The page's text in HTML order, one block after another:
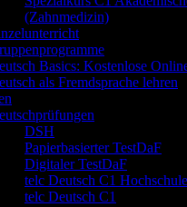
(Zahnmedizin)
Basics: Kostenlose
als Fremdsprache lehren
DSH
Papierbasierter TestDaF
Digitaler TestDaF
telc Deutsch C1 Hochschule
telc Deutsch C1